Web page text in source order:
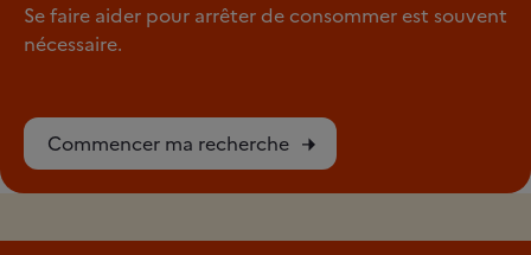
Se faire aider pour arrêter de consommer est souvent
nécessaire.
Commencer ma recherche